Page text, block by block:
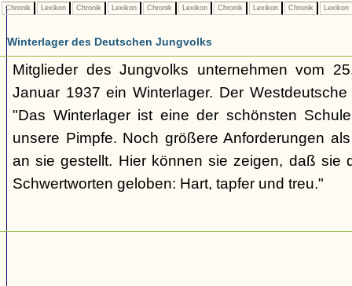
Chronik Lexikon Chronik Lexikon Chronik Lexikon Chronik Lexikon Chronik Lexikon
Winterlager des Deutschen Jungvolks
Mitglieder des Jungvolks unternehmen vom
Januar 1937 ein Winterlager. Der
"Das Winterlager ist eine der schönsten
unsere Pimpfe. Noch größere Anforderungen
an sie gestellt. Hier können sie zeigen, daß sie
Schwertworten geloben: Hart, tapfer und treu."